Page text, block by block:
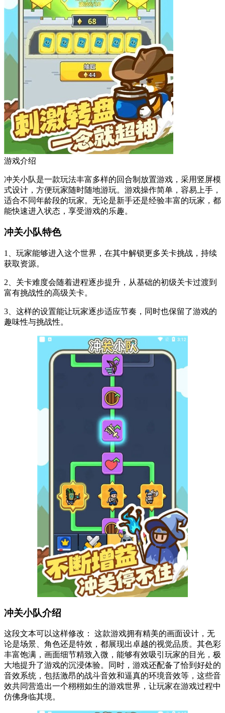
游戏介绍
冲关小队是一款玩法丰富多样的回合制放置游戏，采用竖屏模
式设计，方便玩家随时随地游玩。游戏操作简单，容易上手，
适合不同年龄段的玩家。无论是新手还是经验丰富的玩家，都
能快速进入状态，享受游戏的乐趣。
冲关小队特色
1、玩家能够进入这个世界，在其中解锁更多关卡挑战，持续
获取资源。
2、关卡难度会随着进程逐步提升，从基础的初级关卡过渡到
富有挑战性的高级关卡。
3、这样的设置能让玩家逐步适应节奏，同时也保留了游戏的
趣味性与挑战性。
冲关小队介绍
这段文本可以这样修改： 这款游戏拥有精美的画面设计，无
论是场景、角色还是特效，都展现出卓越的视觉品质。其色彩
丰富饱满，画面细节精致入微，能够有效吸引玩家的目光，极
大地提升了游戏的沉浸体验。同时，游戏还配备了恰到好处的
音效系统，包括激昂的战斗音效和逼真的环境音效等，这些音
效共同营造出一个栩栩如生的游戏世界，让玩家在游戏过程中
仿佛身临其境。